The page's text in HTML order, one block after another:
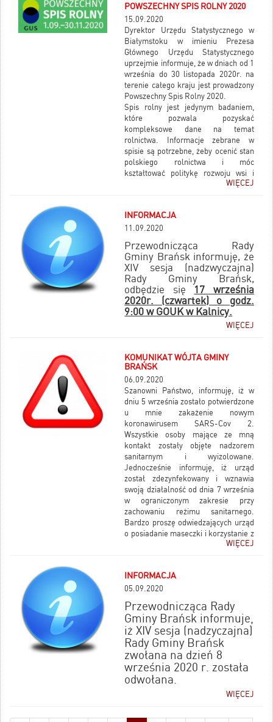
POWSZECHNY SPIS ROLNY 2020
15.09.2020
Dyrektor Urzędu Statystycznego w
Białymstoku w imieniu Prezesa
Głównego Urzędu Statystycznego
uprzejmie informuje, że w dniach od 1
września do 30 listopada 2020r. na
terenie całego kraju jest prowadzony
Powszechny Spis Rolny 2020.
Spis rolny jest jedynym badaniem,
które pozwala pozyskać
kompleksowe dane na temat
rolnictwa. Informacje zebrane w
spisie są potrzebne, żeby ocenić stan
polskiego rolnictwa i móc
kształtować politykę rozwoju wsi i
rolnictwa w Polsce, jak i w małych
WIĘCEJ
INFORMACJA
11.09.2020
Przewodnicząca Rady
Gminy Brańsk informuję, że
XIV sesja (nadzwyczajna)
Rady Gminy Brańsk,
odbędzie się 17 września
2020r. (czwartek) o godz.
9:00 w GOUK w Kalnicy.
WIĘCEJ
KOMUNIKAT WÓJTA GMINY
BRAŃSK
06.09.2020
Szanowni Państwo, informuję, iż w
dniu 5 września zostało potwierdzone
u mnie zakażenie nowym
koronawirusem SARS-Cov 2.
Wszystkie osoby mające ze mną
kontakt zostały objęte nadzorem
sanitarnym i wyizolowane.
Jednocześnie informuję, iż urząd
został zdezynfekowany i wznawia
swoją działalność od dnia 7 września
w ograniczonym zakresie przy
zachowaniu reżimu sanitarnego.
Bardzo proszę odwiedzających urząd
o posiadanie maseczki i korzystanie z
płynów do dezynfekcji dostępnych
Brańsk, 06.09.2020 r.
WIĘCEJ
INFORMACJA
05.09.2020
Przewodnicząca Rady
Gminy Brańsk informuje,
iż XIV sesja (nadzyczajna)
Rady Gminy Brańsk
zwołana na dzień 8
września 2020 r. została
odwołana.
WIĘCEJ